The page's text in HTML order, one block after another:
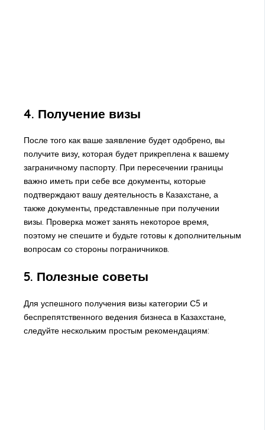
4. Получение визы
После того как ваше заявление будет одобрено, вы
получите визу, которая будет прикреплена к вашему
заграничному паспорту. При пересечении границы
важно иметь при себе все документы, которые
подтверждают вашу деятельность в Казахстане, а
также документы, представленные при получении
визы. Проверка может занять некоторое время,
поэтому не спешите и будьте готовы к дополнительным
вопросам со стороны пограничников.
5. Полезные советы
Для успешного получения визы категории С5 и
беспрепятственного ведения бизнеса в Казахстане,
следуйте нескольким простым рекомендациям: